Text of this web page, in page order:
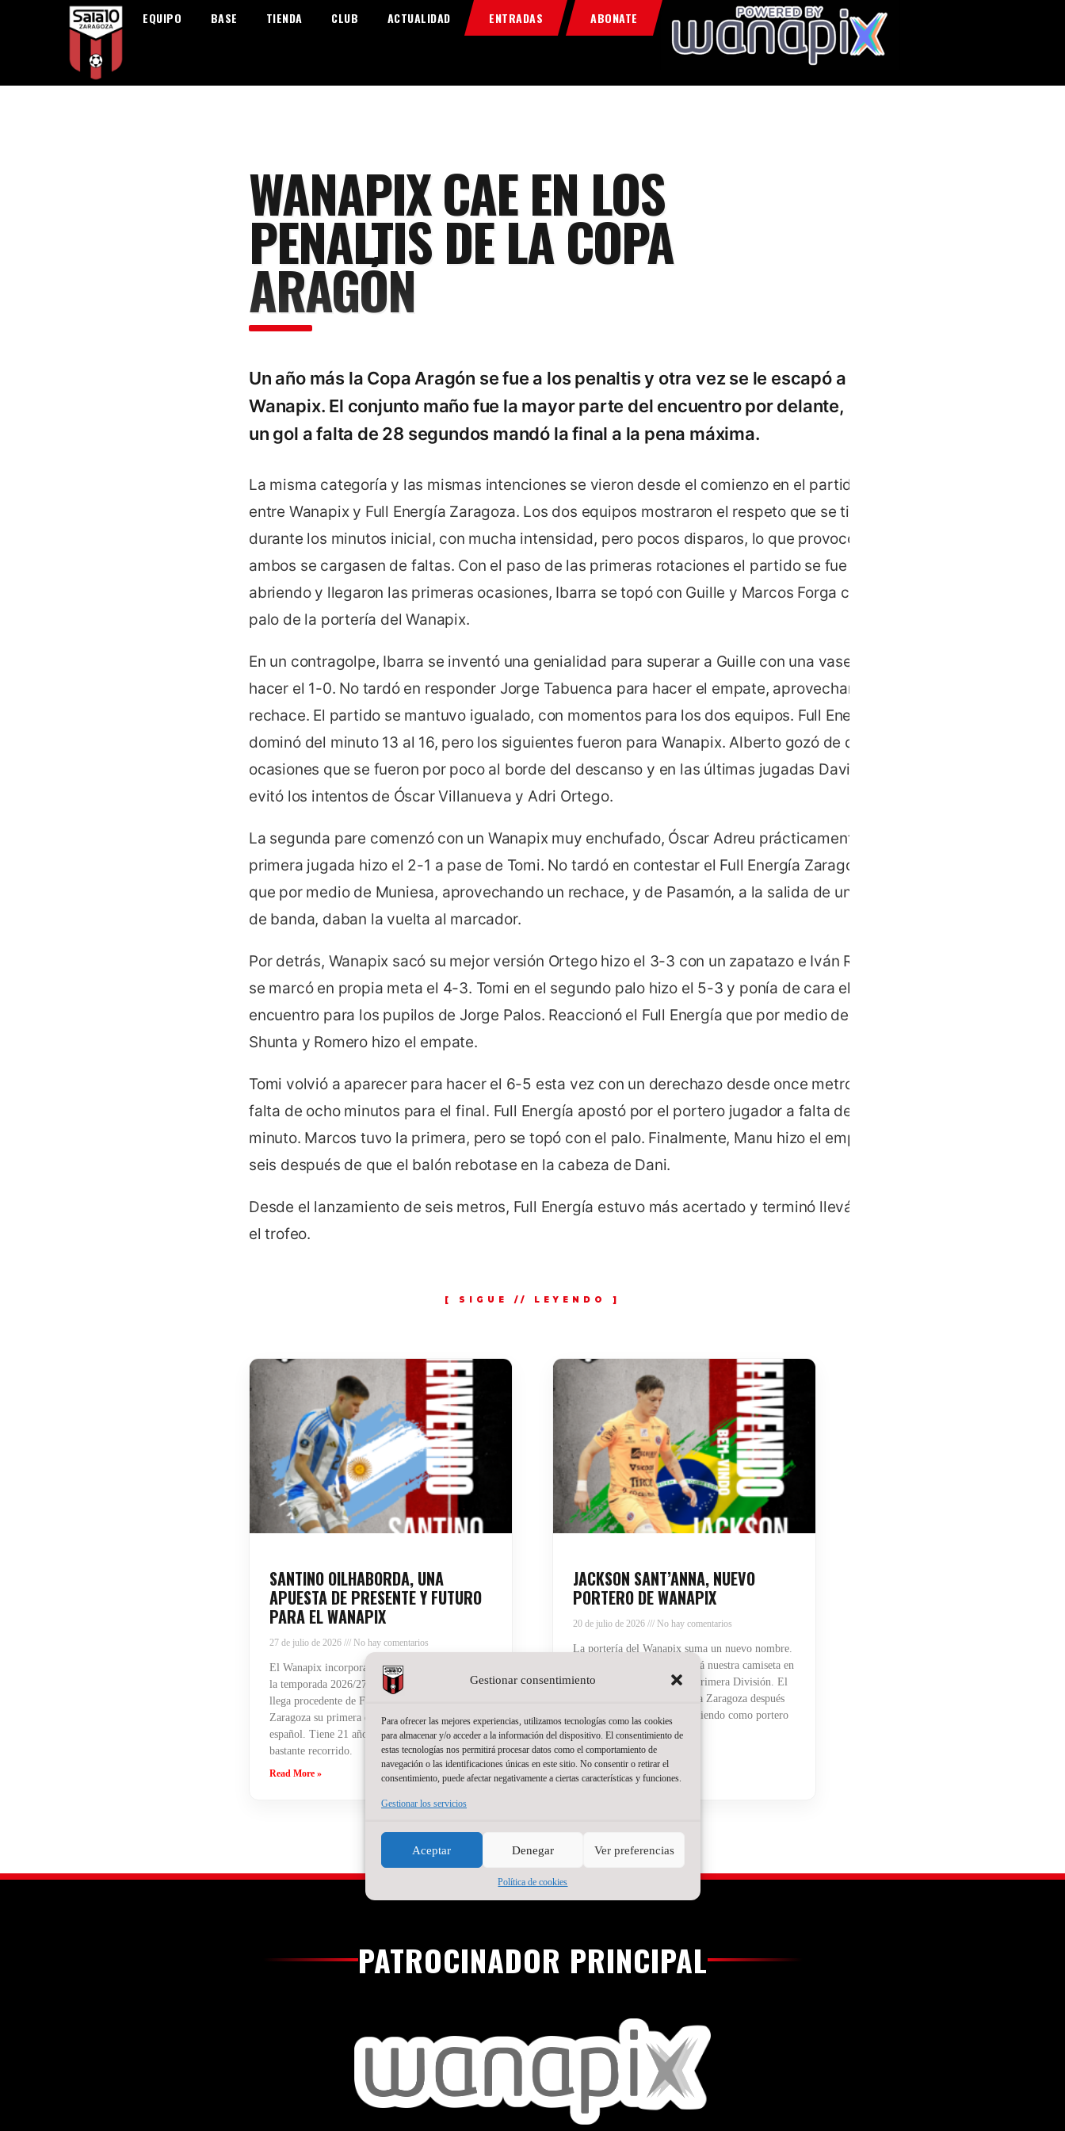
Gestionar consentimiento
Para ofrecer las mejores experiencias, utilizamos tecnologías como las cookies
para almacenar y/o acceder a la información del dispositivo. El consentimiento de
estas tecnologías nos permitirá procesar datos como el comportamiento de
navegación o las identificaciones únicas en este sitio. No consentir o retirar el
consentimiento, puede afectar negativamente a ciertas características y funciones.
Gestionar los servicios
Aceptar Denegar Ver preferencias
Política de cookies
EQUIPO BASE TIENDA CLUB ACTUALIDAD ENTRADAS ABONATE
Home
Food & Drink
WANAPIX CAE EN LOS
PENALTIS DE LA COPA
ARAGÓN
Un año más la Copa Aragón se fue a los penaltis y otra vez se le escapó a
Wanapix. El conjunto maño fue la mayor parte del encuentro por delante, pero
un gol a falta de 28 segundos mandó la final a la pena máxima.
La misma categoría y las mismas intenciones se vieron desde el comienzo en el partido
entre Wanapix y Full Energía Zaragoza. Los dos equipos mostraron el respeto que se tienen
durante los minutos inicial, con mucha intensidad, pero pocos disparos, lo que provocó que
ambos se cargasen de faltas. Con el paso de las primeras rotaciones el partido se fue
abriendo y llegaron las primeras ocasiones, Ibarra se topó con Guille y Marcos Forga con el
palo de la portería del Wanapix.
En un contragolpe, Ibarra se inventó una genialidad para superar a Guille con una vaselina y
hacer el 1-0. No tardó en responder Jorge Tabuenca para hacer el empate, aprovechando un
rechace. El partido se mantuvo igualado, con momentos para los dos equipos. Full Energía
dominó del minuto 13 al 16, pero los siguientes fueron para Wanapix. Alberto gozó de dos
ocasiones que se fueron por poco al borde del descanso y en las últimas jugadas David India
evitó los intentos de Óscar Villanueva y Adri Ortego.
La segunda pare comenzó con un Wanapix muy enchufado, Óscar Adreu prácticamente en la
primera jugada hizo el 2-1 a pase de Tomi. No tardó en contestar el Full Energía Zaragoza
que por medio de Muniesa, aprovechando un rechace, y de Pasamón, a la salida de un saque
de banda, daban la vuelta al marcador.
Por detrás, Wanapix sacó su mejor versión Ortego hizo el 3-3 con un zapatazo e Iván Romero
se marcó en propia meta el 4-3. Tomi en el segundo palo hizo el 5-3 y ponía de cara el
encuentro para los pupilos de Jorge Palos. Reaccionó el Full Energía que por medio de
Shunta y Romero hizo el empate.
Tomi volvió a aparecer para hacer el 6-5 esta vez con un derechazo desde once metros a
falta de ocho minutos para el final. Full Energía apostó por el portero jugador a falta de un
minuto. Marcos tuvo la primera, pero se topó con el palo. Finalmente, Manu hizo el empate a
seis después de que el balón rebotase en la cabeza de Dani.
Desde el lanzamiento de seis metros, Full Energía estuvo más acertado y terminó llevándose
el trofeo.
SANTINO OILHABORDA, UNA
APUESTA DE PRESENTE Y FUTURO
PARA EL WANAPIX
27 de julio de 2026 No hay comentarios
El Wanapix incorpora a Santino Oilhaborda para
la temporada 2026/27. El ala diestro argentino
llega procedente de Ferro y afrontará en
Zaragoza su primera experiencia en el fútbol sala
español. Tiene 21 años, pero detrás hay ya
bastante recorrido.
Read More »
JACKSON SANT’ANNA, NUEVO
PORTERO DE WANAPIX
20 de julio de 2026 No hay comentarios
La portería del Wanapix suma un nuevo nombre.
Jackson Sant’Anna defenderá nuestra camiseta en
la temporada del regreso a Primera División. El
brasileño, de 23 años, llega a Zaragoza después
de varias temporadas compitiendo como portero
titular en Brasil
Read More »
PATROCINADOR PRINCIPAL